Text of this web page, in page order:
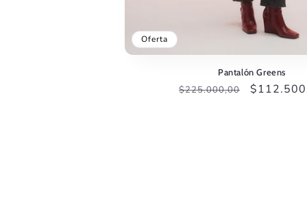
Oferta
Pantalón Greens
Precio
$225.000,00
Precio